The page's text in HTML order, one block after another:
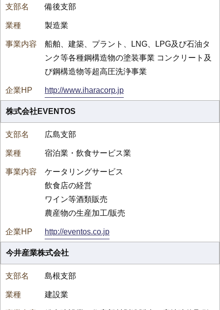
備後支部
製造業
船舶、建築、プラント、LNG、LPG及び石油タ
ンク等各種鋼構造物の塗装事業 コンクリート及
び鋼構造物等超高圧洗浄事業
http://www.iharacorp.jp
株式会社EVENTOS
広島支部
宿泊業・飲食サービス業
ケータリングサービス
飲食店の経営
ワイン等酒類販売
農産物の生産加工/販売
http://eventos.co.jp
今井産業株式会社
島根支部
建設業